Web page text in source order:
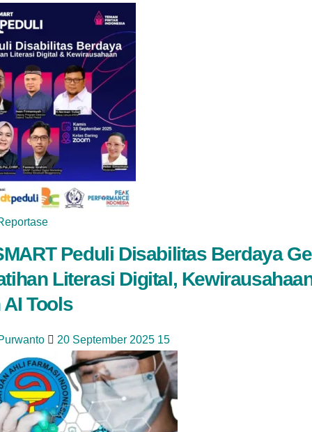
Peduli Disabilitas Berdaya
Literasi Digital,
AI Tools
20 September 2025 15